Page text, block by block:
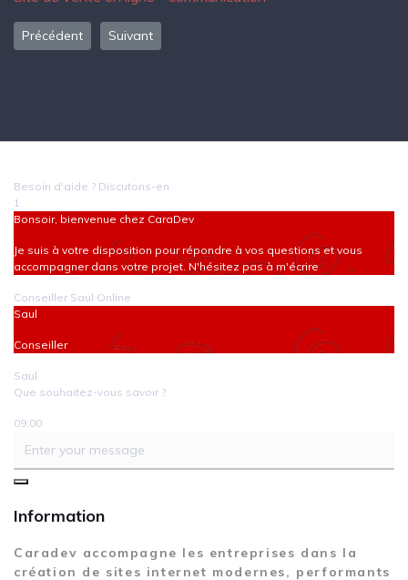
Article précédent : Référencement de site internet Le Mans
Précédent Article suivant : Maintenance de site web - Votre
Suivant
Besoin d'aide ? Discutons-en.
1
Bonsoir, bienvenue chez CaraDev
Je suis à votre disposition pour répondre à vos questions et vous
accompagner dans votre projet. N'hésitez pas à m'écrire
Conseiller Saul Online
Saul
Conseiller
Saul
Que souhaitez-vous savoir ?.
09:00
Information
Caradev accompagne les entreprises dans la
création de sites internet modernes, performants